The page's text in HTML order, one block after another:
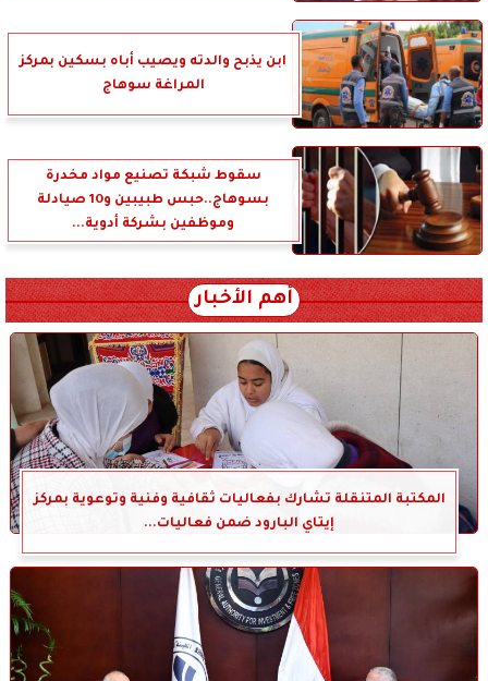
ابن يذبح والدته ويصيب أباه بسكين بمركز
المراغة سوهاج
سقوط شبكة تصنيع مواد مخدرة
بسوهاج..حبس طبيبين و10 صيادلة
وموظفين بشركة أدوية...
أهم الأخبار
المكتبة المتنقلة تشارك بفعاليات ثقافية وفنية وتوعوية بمركز
إيتاي البارود ضمن فعاليات...